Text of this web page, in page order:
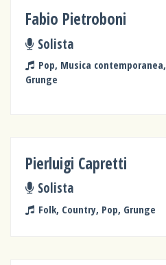
Fabio Pietroboni
Solista
Pop, Musica contemporanea,
Grunge
Pierluigi Capretti
Solista
Folk, Country, Pop, Grunge